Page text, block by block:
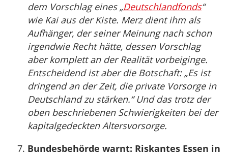
dem Vorschlag eines „Deutschlandfonds“
wie Kai aus der Kiste. Merz dient ihm als
Aufhänger, der seiner Meinung nach schon
irgendwie Recht hätte, dessen Vorschlag
aber komplett an der Realität vorbeiginge.
Entscheidend ist aber die Botschaft: „Es ist
dringend an der Zeit, die private Vorsorge in
Deutschland zu stärken.“ Und das trotz der
oben beschriebenen Schwierigkeiten bei der
kapitalgedeckten Altersvorsorge.
Bundesbehörde warnt: Riskantes Essen in